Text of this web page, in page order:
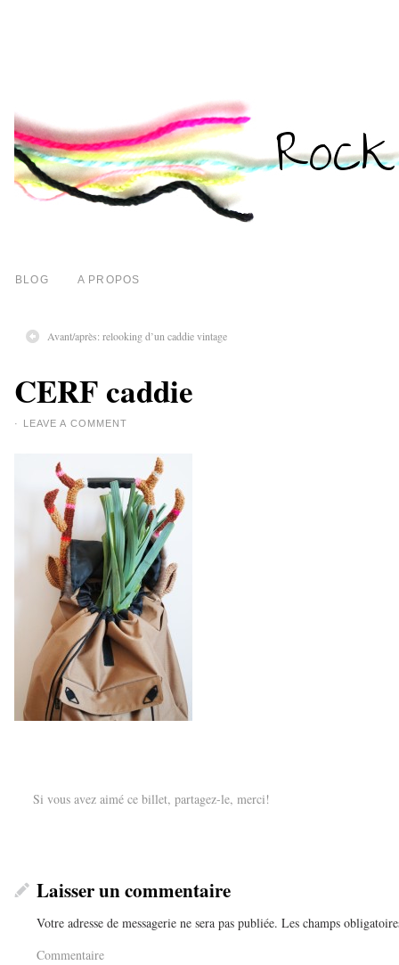
BLOG A PROPOS
Avant/après: relooking d’un caddie vintage
CERF caddie
· LEAVE A COMMENT
Si vous avez aimé ce billet, partagez-le, merci!
Laisser un commentaire
Votre adresse de messagerie ne sera pas publiée. Les champs
Commentaire